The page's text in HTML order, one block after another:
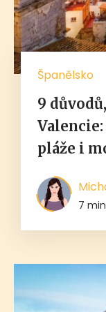
Španělsko
9
pláže i
7